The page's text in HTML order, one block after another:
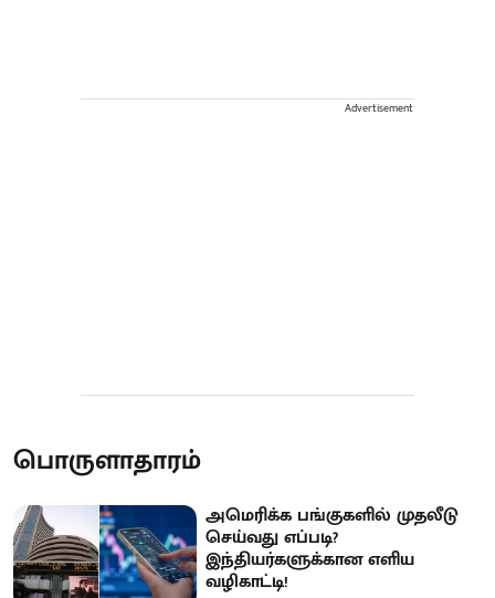
Advertisement
பொருளாதாரம்
அமெரிக்க பங்குகளில் முதலீடு
செய்வது எப்படி?
இந்தியர்களுக்கான எளிய
வழிகாட்டி!